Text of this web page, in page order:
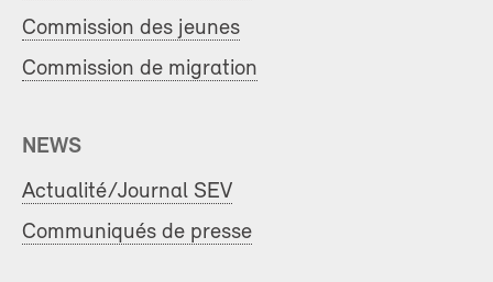
Commission des jeunes
Commission de migration
NEWS
Actualité/Journal SEV
Communiqués de presse